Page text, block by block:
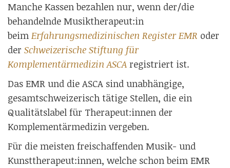
Manche Kassen bezahlen nur, wenn der/die
behandelnde Musiktherapeut:in
beim Erfahrungsmedizinischen Register EMR oder
der Schweizerische Stiftung für
Komplementärmedizin ASCA registriert ist.
Das EMR und die ASCA sind unabhängige,
gesamtschweizerisch tätige Stellen, die ein
Qualitätslabel für Therapeut:innen der
Komplementärmedizin vergeben.
Für die meisten freischaffenden Musik- und
Kunsttherapeut:innen, welche schon beim EMR